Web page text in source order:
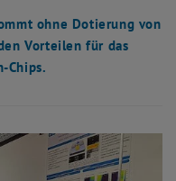
ohne Dotierung von
Vorteilen für das
Chips.